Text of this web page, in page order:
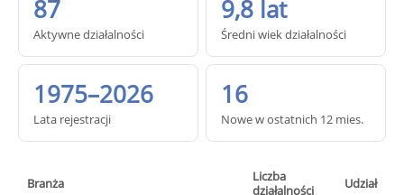
87
Aktywne działalności
9,8 lat
Średni wiek działalności
1975–2026
Lata rejestracji
16
Nowe w ostatnich 12 mies.
Branża
Liczba
działalności
Udział